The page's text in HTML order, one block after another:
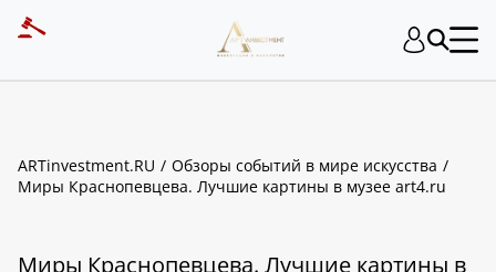
ARTinvestment.RU
Обзоры событий в мире искусства
Миры Краснопевцева. Лучшие картины в музее art4.ru
Миры Краснопевцева. Лучшие картины в